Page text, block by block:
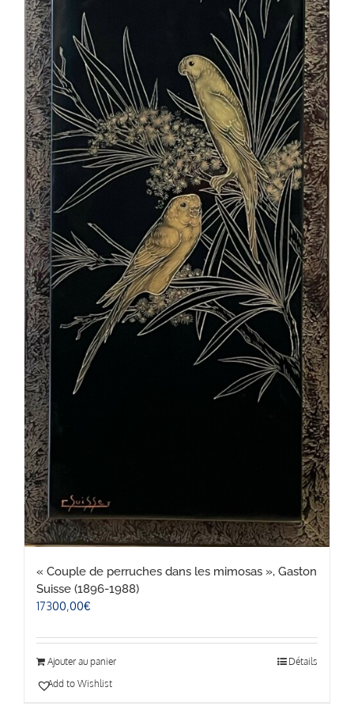
« Couple de perruches dans les mimosas », Gaston
Suisse (1896-1988)
17300,00€
Ajouter au panier
Détails
Add to Wishlist